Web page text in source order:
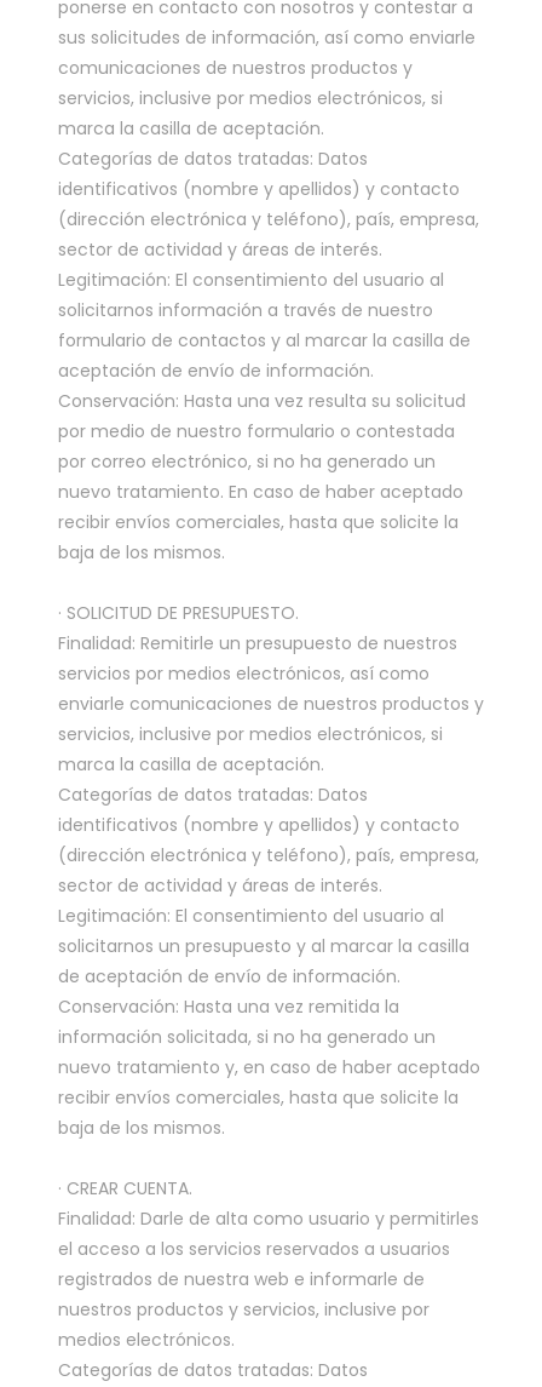
ponerse en contacto con nosotros y contestar a
sus solicitudes de información, así como enviarle
comunicaciones de nuestros productos y
servicios, inclusive por medios electrónicos, si
marca la casilla de aceptación.
Categorías de datos tratadas: Datos
identificativos (nombre y apellidos) y contacto
(dirección electrónica y teléfono), país, empresa,
sector de actividad y áreas de interés.
Legitimación: El consentimiento del usuario al
solicitarnos información a través de nuestro
formulario de contactos y al marcar la casilla de
aceptación de envío de información.
Conservación: Hasta una vez resulta su solicitud
por medio de nuestro formulario o contestada
por correo electrónico, si no ha generado un
nuevo tratamiento. En caso de haber aceptado
recibir envíos comerciales, hasta que solicite la
baja de los mismos.
· SOLICITUD DE PRESUPUESTO.
Finalidad: Remitirle un presupuesto de nuestros
servicios por medios electrónicos, así como
enviarle comunicaciones de nuestros productos y
servicios, inclusive por medios electrónicos, si
marca la casilla de aceptación.
Categorías de datos tratadas: Datos
identificativos (nombre y apellidos) y contacto
(dirección electrónica y teléfono), país, empresa,
sector de actividad y áreas de interés.
Legitimación: El consentimiento del usuario al
solicitarnos un presupuesto y al marcar la casilla
de aceptación de envío de información.
Conservación: Hasta una vez remitida la
información solicitada, si no ha generado un
nuevo tratamiento y, en caso de haber aceptado
recibir envíos comerciales, hasta que solicite la
baja de los mismos.
· CREAR CUENTA.
Finalidad: Darle de alta como usuario y permitirles
el acceso a los servicios reservados a usuarios
registrados de nuestra web e informarle de
nuestros productos y servicios, inclusive por
medios electrónicos.
Categorías de datos tratadas: Datos